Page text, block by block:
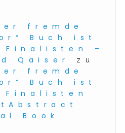
fremde
Buch ist
–
Qaiser
zu
fremde
Buch ist
Book